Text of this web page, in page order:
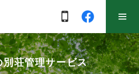
別荘管理サービス